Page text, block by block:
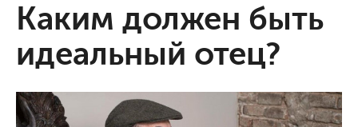
Каким должен быть
идеальный отец?